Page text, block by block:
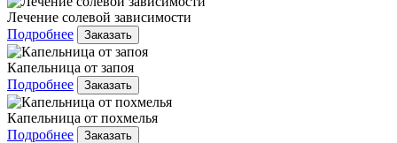
Лечение солевой зависимости
Подробнее
Заказать
Капельница от запоя
Подробнее
Заказать
Капельница от похмелья
Подробнее
Заказать